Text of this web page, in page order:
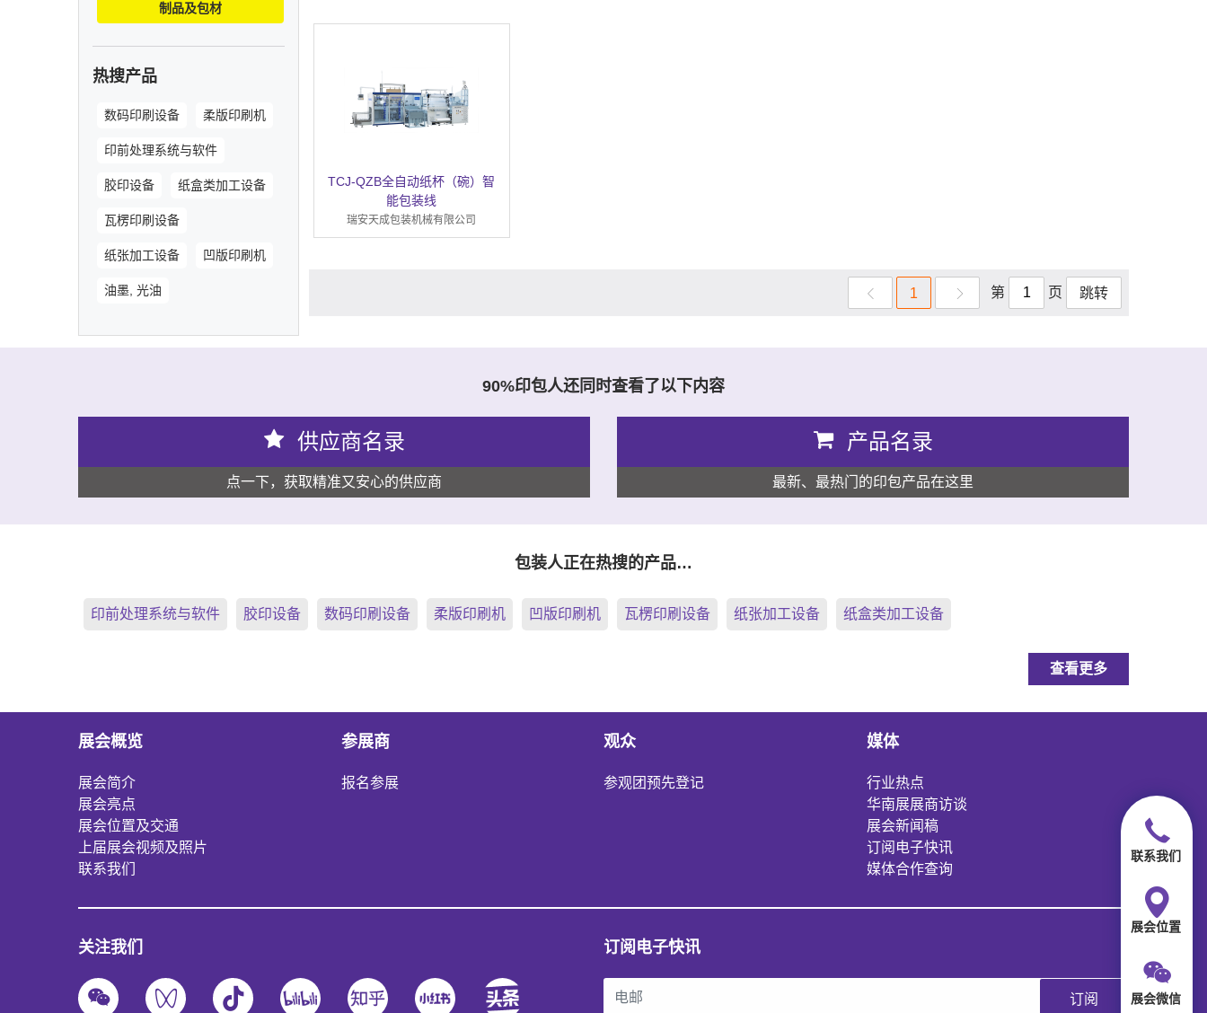
制品及包材
热搜产品
数码印刷设备 柔版印刷机
印前处理系统与软件
胶印设备 纸盒类加工设备
瓦楞印刷设备
纸张加工设备 凹版印刷机
油墨, 光油
TCJ-QZB全自动纸杯（碗）智
能包装线
瑞安天成包装机械有限公司
1 第 页 跳转
90%印包人还同时查看了以下内容
供应商名录
点一下，获取精准又安心的供应商
产品名录
最新、最热门的印包产品在这里
包装人正在热搜的产品…
印前处理系统与软件 胶印设备 数码印刷设备 柔版印刷机 凹版印刷机 瓦楞印刷设备 纸张加工设备 纸盒类加工设备
查看更多
展会概览
展会简介
展会亮点
展会位置及交通
上届展会视频及照片
联系我们
参展商
报名参展
观众
参观团预先登记
媒体
行业热点
华南展展商访谈
展会新闻稿
订阅电子快讯
媒体合作查询
关注我们 订阅电子快讯
订阅
联系我们
展会位置
展会微信